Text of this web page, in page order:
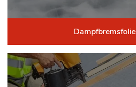
Dampfbremsfolie